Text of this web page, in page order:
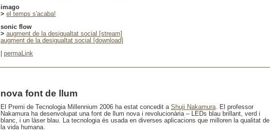
imago
> el temps s'acaba!
sonic flow
> augment de la desigualtat social [stream]
augment de la desigualtat social [download]
permaLink
nova font de llum
El Premi de Tecnologia Millennium 2006 ha estat concedit a Shuji Nakamura. El professor
Nakamura ha desenvolupat una font de llum nova i revolucionària – LEDs blau brillant, verd i
blanc, i un làser blau. La tecnologia és usada en diverses aplicacions que milloren la qualitat de
la vida humana.